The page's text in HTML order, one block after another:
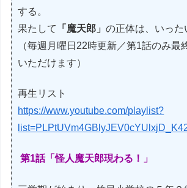
する。
果たして
「魔天郎」の正体は、いった
（毎週月曜日22時更新／第1話のみ最
いただけます）
再生リスト
https://www.youtube.com/playlist?
第1話「怪人魔天郎現わる！」